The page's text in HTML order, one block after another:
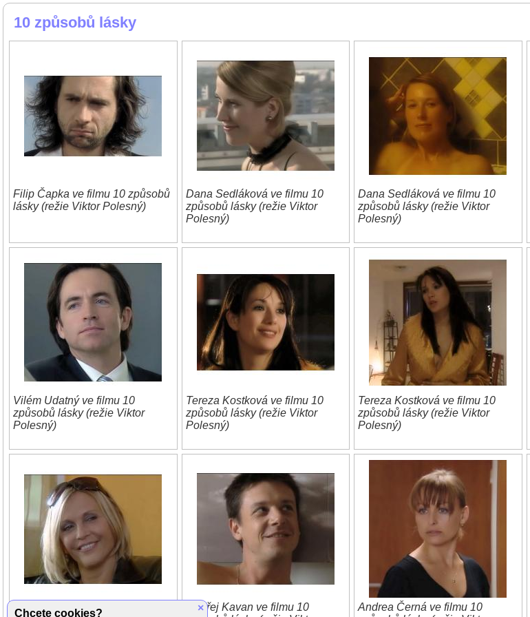
10 způsobů lásky
Filip Čapka ve filmu 10 způsobů
lásky (režie Viktor Polesný)
Dana Sedláková ve filmu 10
způsobů lásky (režie Viktor
Polesný)
Dana Sedláková ve filmu 10
způsobů lásky (režie Viktor
Polesný)
Vilém Udatný ve filmu 10
způsobů lásky (režie Viktor
Polesný)
Tereza Kostková ve filmu 10
způsobů lásky (režie Viktor
Polesný)
Tereza Kostková ve filmu 10
způsobů lásky (režie Viktor
Polesný)
Miluše Šplechtová ve filmu 10
Ondřej Kavan ve filmu 10
Andrea Černá ve filmu 10
×
Chcete cookies?